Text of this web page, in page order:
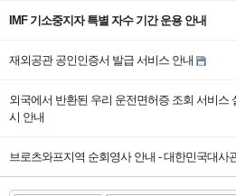
IMF 기소중지자 특별 자수 기간 운용 안내
재외공관 공인인증서 발급 서비스 안내
외국에서 반환된 우리 운전면허증 조회 서비스
시 안내
브로츠와프지역 순회영사 안내 - 대한민국대사